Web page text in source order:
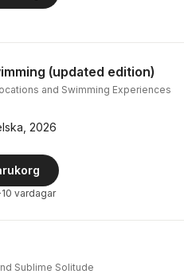
(updated edition)
and Swimming Experiences
2026
vardagar
Sublime Solitude